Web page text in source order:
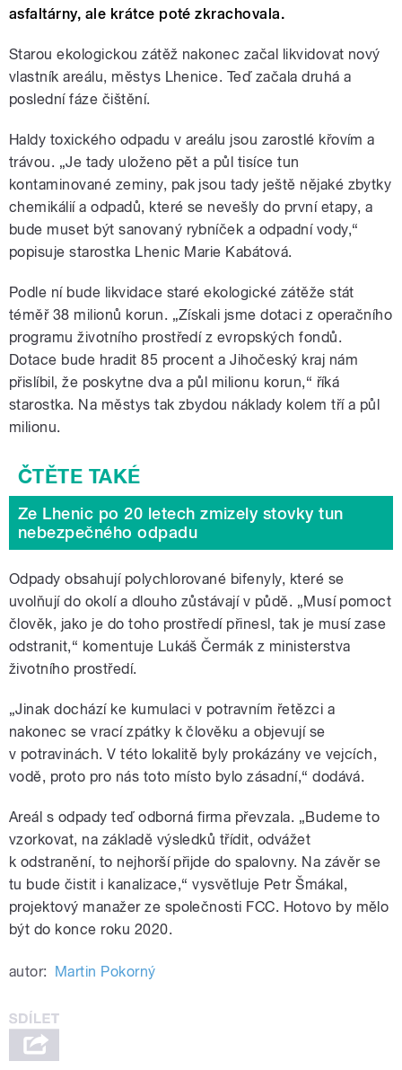
asfaltárny, ale krátce poté zkrachovala.
Starou ekologickou zátěž nakonec začal likvidovat nový
vlastník areálu, městys Lhenice. Teď začala druhá a
poslední fáze čištění.
Haldy toxického odpadu v areálu jsou zarostlé křovím a
trávou. „Je tady uloženo pět a půl tisíce tun
kontaminované zeminy, pak jsou tady ještě nějaké zbytky
chemikálií a odpadů, které se nevešly do první etapy, a
bude muset být sanovaný rybníček a odpadní vody,“
popisuje starostka Lhenic Marie Kabátová.
Podle ní bude likvidace staré ekologické zátěže stát
téměř 38 milionů korun. „Získali jsme dotaci z operačního
programu životního prostředí z evropských fondů.
Dotace bude hradit 85 procent a Jihočeský kraj nám
přislíbil, že poskytne dva a půl milionu korun,“ říká
starostka. Na městys tak zbydou náklady kolem tří a půl
milionu.
Ze Lhenic po 20 letech zmizely stovky tun
nebezpečného odpadu
Odpady obsahují polychlorované bifenyly, které se
uvolňují do okolí a dlouho zůstávají v půdě. „Musí pomoct
člověk, jako je do toho prostředí přinesl, tak je musí zase
odstranit,“ komentuje Lukáš Čermák z ministerstva
životního prostředí.
„Jinak dochází ke kumulaci v potravním řetězci a
nakonec se vrací zpátky k člověku a objevují se
v potravinách. V této lokalitě byly prokázány ve vejcích,
vodě, proto pro nás toto místo bylo zásadní,“ dodává.
Areál s odpady teď odborná firma převzala. „Budeme to
vzorkovat, na základě výsledků třídit, odvážet
k odstranění, to nejhorší přijde do spalovny. Na závěr se
tu bude čistit i kanalizace,“ vysvětluje Petr Šmákal,
projektový manažer ze společnosti FCC. Hotovo by mělo
být do konce roku 2020.
autor: Martin Pokorný